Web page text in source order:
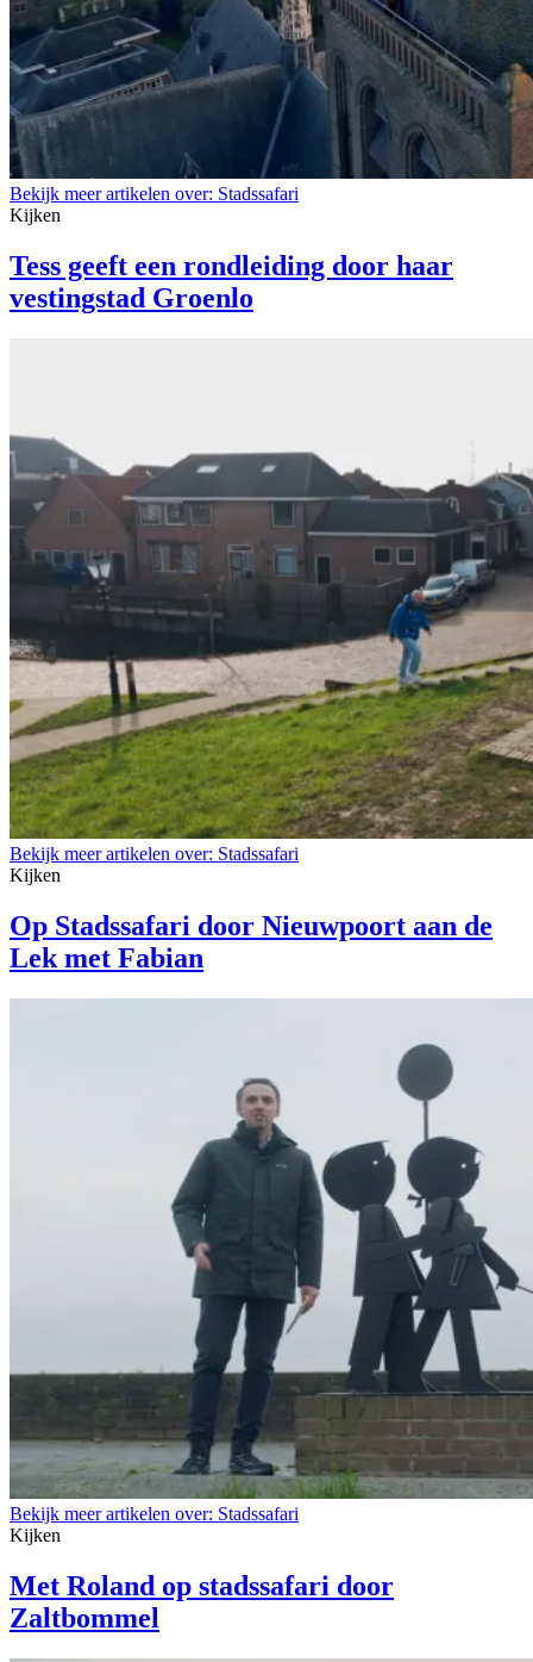
Bekijk meer artikelen over: Stadssafari
Kijken
Tess geeft een rondleiding door haar
vestingstad Groenlo
Bekijk meer artikelen over: Stadssafari
Kijken
Op Stadssafari door Nieuwpoort aan de
Lek met Fabian
Bekijk meer artikelen over: Stadssafari
Kijken
Met Roland op stadssafari door
Zaltbommel